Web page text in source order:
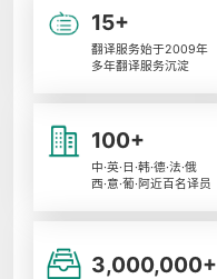
15+
翻译服务始于2009年
多年翻译服务沉淀
100+
中·英·日·韩·德·法·俄
西·意·葡·阿近百名译员
3,000,000+